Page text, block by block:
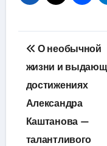
Навигация
по
записям
О необычной
жизни и
достижениях
Александра
Каштанова —
талантливого